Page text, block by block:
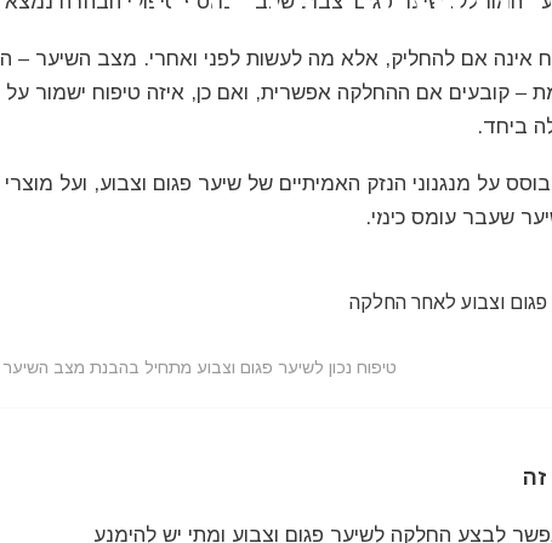
אפשר לעשות החלקה לשיער פגום וצבוע: מדריך, סיכונים
אם להחליק, אלא מה לעשות לפני ואחרי. מצב השיער –
– קובעים אם ההחלקה אפשרית, ואם כן, איזה טיפוח ישמור
ביחד.
על מנגנוני הנזק האמיתיים של שיער פגום וצבוע, ועל
שעבר עומס כימי.
טיפוח נכון לשיער פגום וצבוע מתחיל בהבנת מצב השיער
לבצע החלקה לשיער פגום וצבוע ומתי יש להימנע